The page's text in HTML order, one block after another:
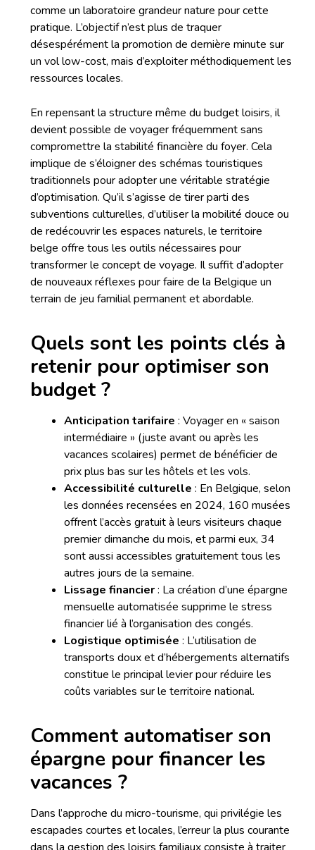
comme un laboratoire grandeur nature pour cette
pratique. L’objectif n’est plus de traquer
désespérément la promotion de dernière minute sur
un vol low-cost, mais d’exploiter méthodiquement les
ressources locales.
En repensant la structure même du budget loisirs, il
devient possible de voyager fréquemment sans
compromettre la stabilité financière du foyer. Cela
implique de s’éloigner des schémas touristiques
traditionnels pour adopter une véritable stratégie
d’optimisation. Qu’il s’agisse de tirer parti des
subventions culturelles, d’utiliser la mobilité douce ou
de redécouvrir les espaces naturels, le territoire
belge offre tous les outils nécessaires pour
transformer le concept de voyage. Il suffit d’adopter
de nouveaux réflexes pour faire de la Belgique un
terrain de jeu familial permanent et abordable.
Quels sont les points clés à
retenir pour optimiser son
budget ?
Anticipation tarifaire : Voyager en « saison
intermédiaire » (juste avant ou après les
vacances scolaires) permet de bénéficier de
prix plus bas sur les hôtels et les vols.
Accessibilité culturelle : En Belgique, selon
les données recensées en 2024, 160 musées
offrent l’accès gratuit à leurs visiteurs chaque
premier dimanche du mois, et parmi eux, 34
sont aussi accessibles gratuitement tous les
autres jours de la semaine.
Lissage financier: La création d’une épargne
mensuelle automatisée supprime le stress
financier lié à l’organisation des congés.
Logistique optimisée : L’utilisation de
transports doux et d’hébergements alternatifs
constitue le principal levier pour réduire les
coûts variables sur le territoire national.
Comment automatiser son
épargne pour financer les
vacances ?
Dans l’approche du micro-tourisme, qui privilégie les
escapades courtes et locales, l’erreur la plus courante